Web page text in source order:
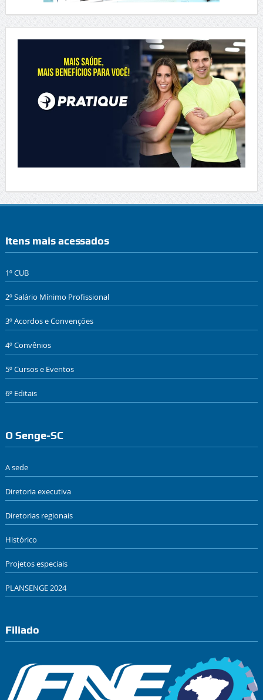
Itens mais acessados
1º CUB
2º Salário Mínimo Profissional
3º Acordos e Convenções
4º Convênios
5º Cursos e Eventos
6º Editais
O Senge-SC
A sede
Diretoria executiva
Diretorias regionais
Histórico
Projetos especiais
PLANSENGE 2024
Filiado